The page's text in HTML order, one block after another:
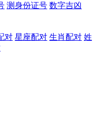
测身份证号 数字吉凶
对 星座配对 生肖配对 姓